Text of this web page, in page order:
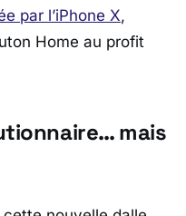
par l’iPhone X,
Home au profit
mais